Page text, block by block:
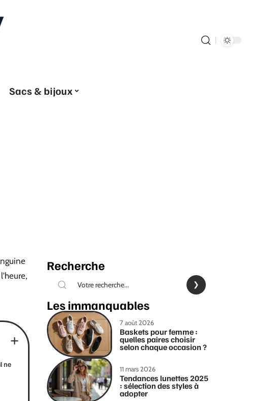
Sacs & bijoux
ne
Recherche
Les immanquables
7 août 2026
Baskets pour femme :
quelles paires choisir
selon chaque occasion ?
11 mars 2026
Tendances lunettes 2025
: sélection des styles à
adopter